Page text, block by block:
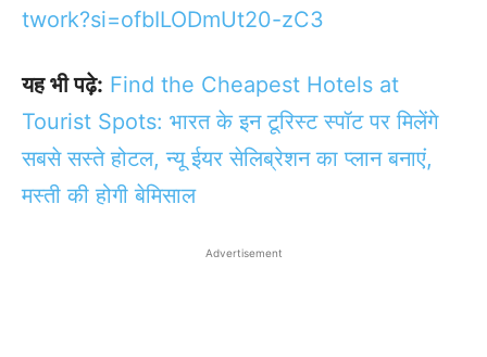
twork?si=ofbILODmUt20-zC3
यह भी पढ़े: Find the Cheapest Hotels at
Tourist Spots: भारत के इन टूरिस्ट स्पॉट पर मिलेंगे
सबसे सस्ते होटल, न्यू ईयर सेलिब्रेशन का प्लान बनाएं,
मस्ती की होगी बेमिसाल
Advertisement